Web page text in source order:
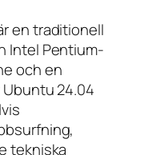
en traditionell
Intel Pentium-
och en
Ubuntu 24.04
tekniska